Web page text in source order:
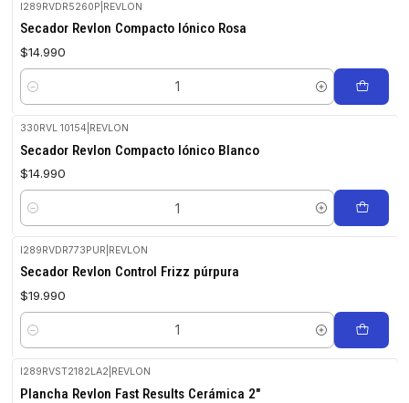
I289RVDR5260P REVLON
Secador Revlon Compacto Iónico Rosa
$14.990
Cantidad
330RVL 10154 REVLON
Secador Revlon Compacto Iónico Blanco
$14.990
Cantidad
I289RVDR773PUR REVLON
Secador Revlon Control Frizz púrpura
$19.990
Cantidad
I289RVST2182LA2 REVLON
Plancha Revlon Fast Results Cerámica 2"